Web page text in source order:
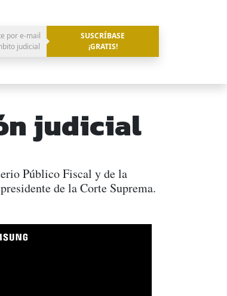
por e-mail
judicial
SUSCRÍBASE
¡GRATIS!
judicial
Público Fiscal y de la
de la Corte Suprema.